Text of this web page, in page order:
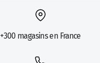
+300 magasins en France